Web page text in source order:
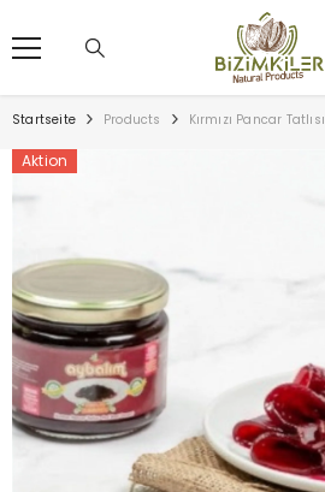
Startseite Products Kırmızı Pancar Tatlısı
Aktion